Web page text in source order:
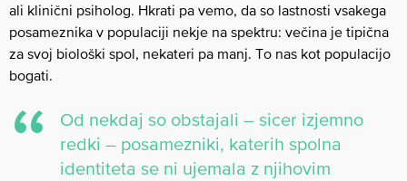
ali klinični psiholog. Hkrati pa vemo, da so lastnosti vsakega
posameznika v populaciji nekje na spektru: večina je tipična
za svoj biološki spol, nekateri pa manj. To nas kot populacijo
bogati.
Od nekdaj so obstajali – sicer izjemno
redki – posamezniki, katerih spolna
identiteta se ni ujemala z njihovim